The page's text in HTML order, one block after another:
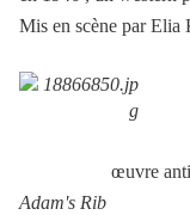
Mis en scène par Elia
œuvre
Adam's Rib